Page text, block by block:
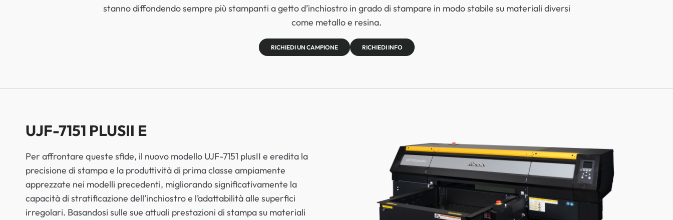
stanno diffondendo sempre più stampanti a getto d’inchiostro in grado di stampare in modo stabile su materiali diversi
come metallo e resina.
RICHIEDI UN CAMPIONE RICHIEDI INFO
UJF-7151 PLUSII E
Per affrontare queste sfide, il nuovo modello UJF-7151 plusII e eredita la
precisione di stampa e la produttività di prima classe ampiamente
apprezzate nei modelli precedenti, migliorando significativamente la
capacità di stratificazione dell’inchiostro e l’adattabilità alle superfici
irregolari. Basandosi sulle sue attuali prestazioni di stampa su materiali